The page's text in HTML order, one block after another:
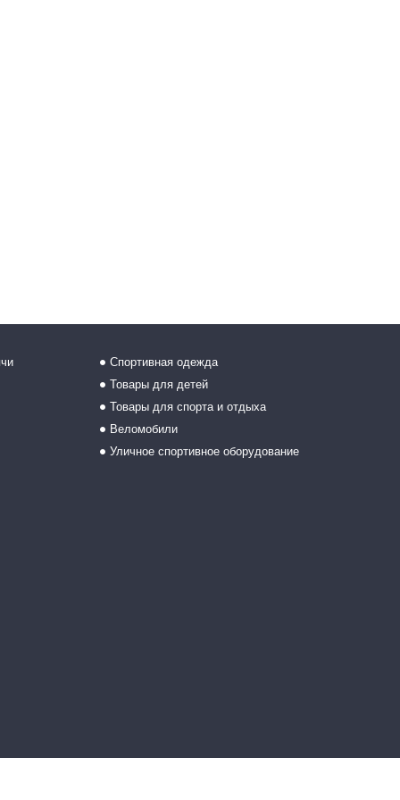
Спортивная одежда
Товары для детей
Товары для спорта и отдыха
Веломобили
Уличное спортивное оборудование